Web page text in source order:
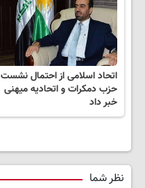
اتحاد اسلامی از احتمال نشست
حزب دمکرات و اتحادیه میهنی
خبر داد
نظر شما